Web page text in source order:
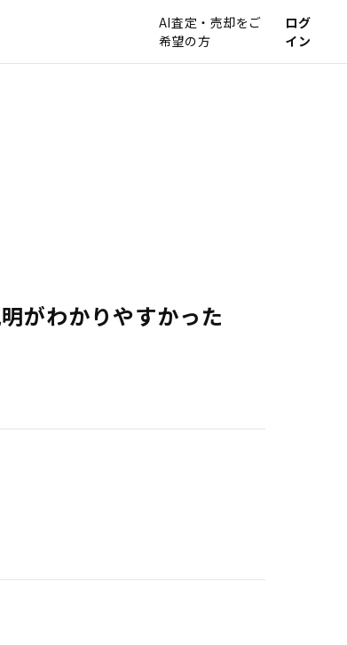
AI査定・売却をご
希望の方
ログ
イン
がわかりやすかった